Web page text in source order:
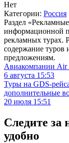
Нет
Категории: Россия
Раздел
информационной
рекламных турах.
содержание туров
предложениям.
Авиакомпании Air
6 августа 15:53
Туры на GDS-
дополнительные
20 июля 15:51
Следите за
удобно